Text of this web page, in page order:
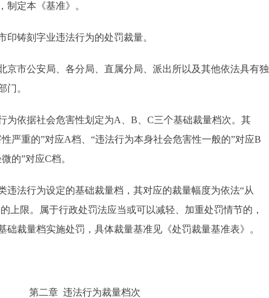
制定本《基准》。
印铸刻字业违法行为的处罚裁量。
京市公安局、各分局、直属分局、派出所以及其他依法具有独
门。
为依据社会危害性划定为A、B、C三个基础裁量档次。其
严重的”对应A档、“违法行为本身社会危害性一般的”对应B
的”对应C档。
违法行为设定的基础裁量档，其对应的裁量幅度为依法“从
上限。属于行政处罚法应当或可以减轻、加重处罚情节的，
础裁量档实施处罚，具体裁量基准见《处罚裁量基准表》。
第二章 违法行为裁量档次